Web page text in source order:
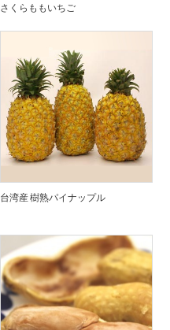
さくらももいちご
台湾産 樹熟パイナップル